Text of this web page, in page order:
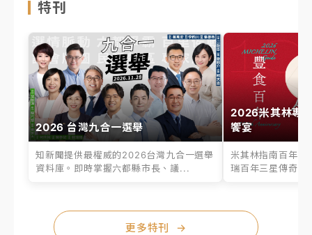
特刊
2026 台灣九合一選舉
知新聞提供最權威的2026台灣九合一選舉
資料庫。即時掌握六都縣市長、議...
2026米其林專
饗宴
米其林指南百年之
瑞百年三星傳奇、
更多特刊 →